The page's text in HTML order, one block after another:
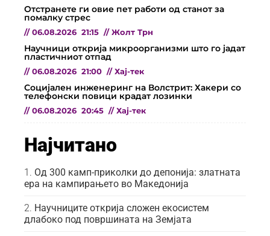
Отстранете ги овие пет работи од станот за
помалку стрес
// 06.08.2026 21:15 // Жолт Трн
Научници открија микроорганизми што го јадат
пластичниот отпад
// 06.08.2026 21:00 // Хај-тек
Социјален инженеринг на Волстрит: Хакери со
телефонски повици крадат лозинки
// 06.08.2026 20:45 // Хај-тек
Најчитано
Од 300 камп-приколки до депонија: златната
ера на кампирањето во Македонија
Научниците открија сложен екосистем
длабоко под површината на Земјата